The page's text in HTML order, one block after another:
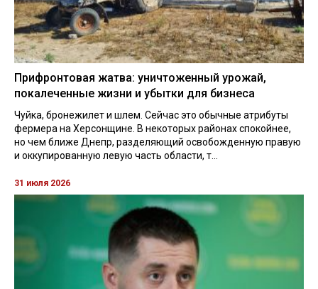
Прифронтовая жатва: уничтоженный урожай,
покалеченные жизни и убытки для бизнеса
Чуйка, бронежилет и шлем. Сейчас это обычные атрибуты
фермера на Херсонщине. В некоторых районах спокойнее,
но чем ближе Днепр, разделяющий освобожденную правую
и оккупированную левую часть области, т...
31 июля 2026